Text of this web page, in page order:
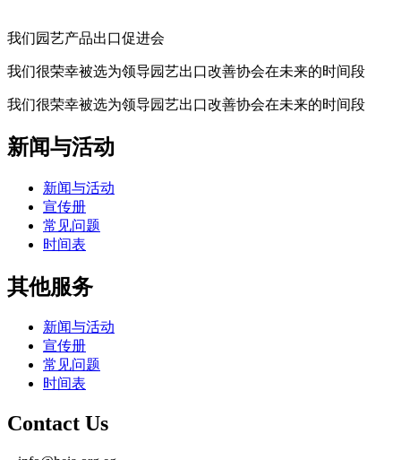
我们园艺产品出口促进会
我们很荣幸被选为领导园艺出口改善协会在未来的时间段
我们很荣幸被选为领导园艺出口改善协会在未来的时间段
新闻与活动
新闻与活动
宣传册
常见问题
时间表
其他服务
新闻与活动
宣传册
常见问题
时间表
Contact Us